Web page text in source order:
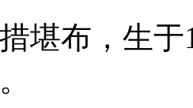
布，生于